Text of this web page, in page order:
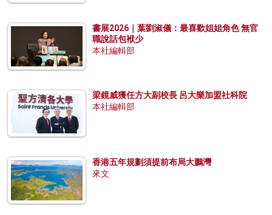
書展2026｜葉劉淑儀：最喜歡姐姐角色 無官
職說話包袱少
本社編輯部
梁鏡威獲任方大副校長 呂大樂加盟社科院
本社編輯部
香港五年規劃須提前布局大鵬灣
來文